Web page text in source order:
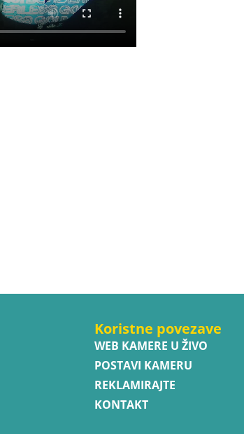
Koristne povezave
WEB KAMERE U ŽIVO
POSTAVI KAMERU
REKLAMIRAJTE
KONTAKT